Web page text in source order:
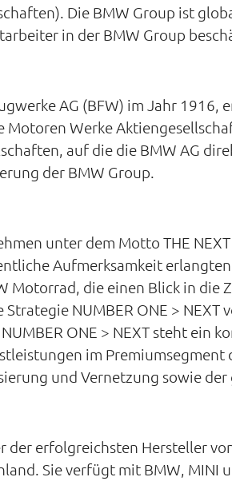
Die BMW Group ist
in der BMW Group
AG (BFW) im Jahr
Motoren Werke
auf die die BMW AG
der BMW Group.
unter dem Motto THE
Aufmerksamkeit
Motorrad, die einen Blick in
NUMBER ONE >
ONE > NEXT steht ein
im
und Vernetzung sowie
der erfolgreichsten Hersteller
Sie verfügt mit BMW, MINI